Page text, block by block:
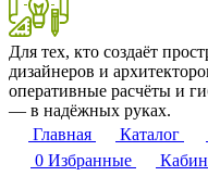
Для тех, кто создаёт
дизайнеров и
оперативные расчёты и
— в надёжных руках.
Главная
Каталог
0 Избранные